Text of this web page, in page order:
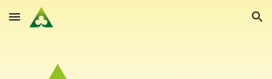
Skip to main content Skip to navigation